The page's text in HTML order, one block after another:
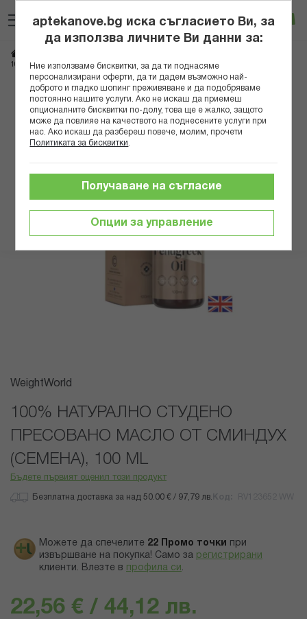
към
съдържанието
Вход
100% Натурално студено пресовано масло от сминдух (семена), 100 ml
Преминете
края
Преминете
началото
галерия
със
снимки
WeightWorld
100% НАТУРАЛНО СТУДЕНО
ПРЕСОВАНО МАСЛО ОТ СМИНДУХ
(СЕМЕНА), 100 ML
Бъдете първият оценил този продукт
Безплатна доставка за над 50.00 € / 97,79 лв.
Можете да спечелите 22 Промо точки
при
извършване на покупка! Само за регистрирани
клиенти. Влезте в профила си .
22,56 € / 44,12 лв.
aptekanove.bg иска съгласието Ви, за
да използва личните Ви данни за:
Ние използваме бисквитки, за да ти поднасяме
персонализирани оферти, да ти дадем възможно най-
доброто и гладко шопинг преживяване и да подобряваме
постоянно нашите услуги. Ако не искаш да приемеш
опционалните бисквитки по-долу, това ще е жалко, защото
може да повлияе на качеството на поднесените услуги при
нас. Ако искаш да разбереш повече, молим, прочети
Политиката за бисквитки
Опции за управление
Получаване на съгласие